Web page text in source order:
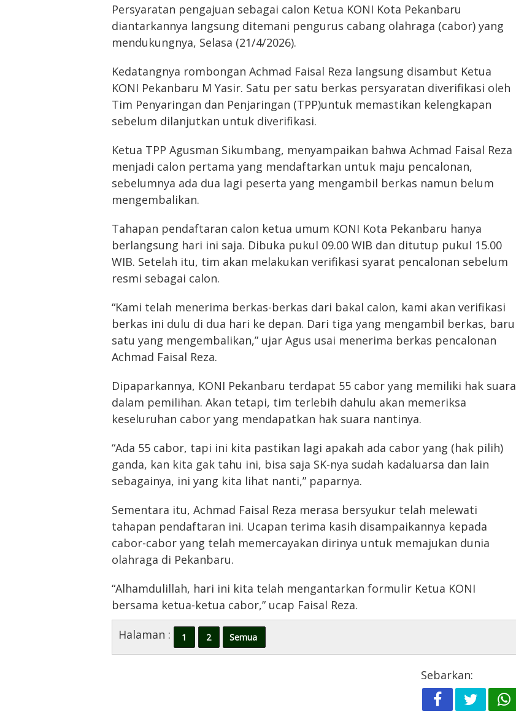
Persyaratan pengajuan sebagai calon Ketua KONI Kota Pekanbaru
diantarkannya langsung ditemani pengurus cabang olahraga (cabor) yang
mendukungnya, Selasa (21/4/2026).
Kedatangnya rombongan Achmad Faisal Reza langsung disambut Ketua
KONI Pekanbaru M Yasir. Satu per satu berkas persyaratan diverifikasi oleh
Tim Penyaringan dan Penjaringan (TPP)untuk memastikan kelengkapan
sebelum dilanjutkan untuk diverifikasi.
Ketua TPP Agusman Sikumbang, menyampaikan bahwa Achmad Faisal Reza
menjadi calon pertama yang mendaftarkan untuk maju pencalonan,
sebelumnya ada dua lagi peserta yang mengambil berkas namun belum
mengembalikan.
Tahapan pendaftaran calon ketua umum KONI Kota Pekanbaru hanya
berlangsung hari ini saja. Dibuka pukul 09.00 WIB dan ditutup pukul 15.00
WIB. Setelah itu, tim akan melakukan verifikasi syarat pencalonan sebelum
resmi sebagai calon.
“Kami telah menerima berkas-berkas dari bakal calon, kami akan verifikasi
berkas ini dulu di dua hari ke depan. Dari tiga yang mengambil berkas, baru
satu yang mengembalikan,” ujar Agus usai menerima berkas pencalonan
Achmad Faisal Reza.
Dipaparkannya, KONI Pekanbaru terdapat 55 cabor yang memiliki hak suara
dalam pemilihan. Akan tetapi, tim terlebih dahulu akan memeriksa
keseluruhan cabor yang mendapatkan hak suara nantinya.
“Ada 55 cabor, tapi ini kita pastikan lagi apakah ada cabor yang (hak pilih)
ganda, kan kita gak tahu ini, bisa saja SK-nya sudah kadaluarsa dan lain
sebagainya, ini yang kita lihat nanti,” paparnya.
Sementara itu, Achmad Faisal Reza merasa bersyukur telah melewati
tahapan pendaftaran ini. Ucapan terima kasih disampaikannya kepada
cabor-cabor yang telah memercayakan dirinya untuk memajukan dunia
olahraga di Pekanbaru.
“Alhamdulillah, hari ini kita telah mengantarkan formulir Ketua KONI
bersama ketua-ketua cabor,” ucap Faisal Reza.
Halaman :
1 2 Semua
Sebarkan: